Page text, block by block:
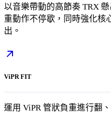
以音樂帶動的高節奏 TRX
重動作不停歇，同時強化核
出。
ViPR FIT
運用 ViPR 管狀負重進行翻